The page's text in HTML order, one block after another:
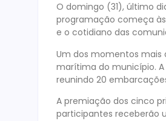
O domingo (31), último
programação começa
e o cotidiano das
Um dos momentos mais
marítima do município. A
reunindo 20
A premiação dos cinco
participantes receberão